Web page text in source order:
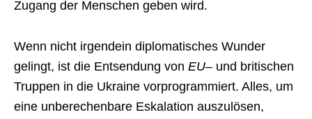
Zugang der Menschen geben wird.
Wenn nicht irgendein diplomatisches Wunder
gelingt, ist die Entsendung von EU– und britischen
Truppen in die Ukraine vorprogrammiert. Alles, um
eine unberechenbare Eskalation auszulösen,